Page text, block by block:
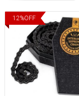
12%OFF